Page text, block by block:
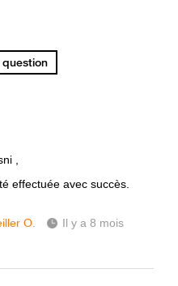
,
effectuée avec succès.
O. Il y a 8 mois